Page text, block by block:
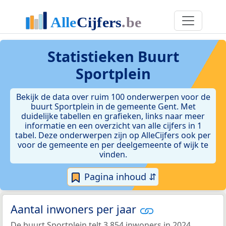
Statistieken Buurt
Sportplein
Bekijk de data over ruim 100 onderwerpen voor de
buurt Sportplein in de gemeente Gent. Met
duidelijke tabellen en grafieken, links naar meer
informatie en een overzicht van alle cijfers in 1
tabel. Deze onderwerpen zijn op AlleCijfers ook per
voor de gemeente en per deelgemeente of wijk te
vinden.
Pagina inhoud ⇵
Aantal inwoners per jaar